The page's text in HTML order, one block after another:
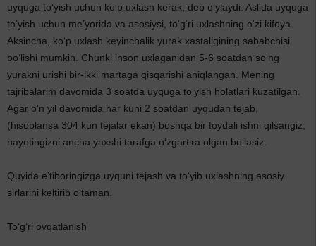
uyquga to‘yish uchun ko‘p uxlash kerak, deb o‘ylaydi. Aslida uyquga
to‘yish uchun me’yorida va asosiysi, to‘g‘ri uxlashning o‘zi kifoya.
Aksincha, ko‘p uxlash keyinchalik yurak xastaligining sababchisi
bo‘lishi mumkin. Chunki inson uxlaganidan 5-6 soatdan so‘ng
yurakni urishi bir-ikki martaga qisqarishi aniqlangan. Mening
tajribalarim davomida 3 soatda uyquga to‘yish holatlari kuzatilgan.
Agar o‘n yil davomida har kuni 2 soatdan uyqudan tejab,
(hisoblansa 304 kun tejalar ekan) boshqa bir foydali ishni qilsangiz,
hayotingizni ancha yaxshi tarafga o‘zgartira olgan bo‘lasiz.
Quyida e’tiboringizga uyquni tejash va to‘yib uxlashning asosiy
sirlarini keltirib o‘taman.
To‘g‘ri ovqatlanish